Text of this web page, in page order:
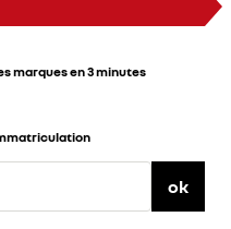
marques en 3 minutes
ok